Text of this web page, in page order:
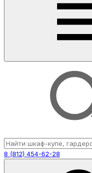
8 (812) 454-62-28